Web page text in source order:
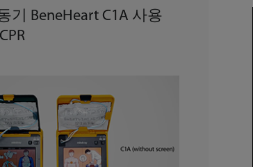
기 BeneHeart C1A 사용